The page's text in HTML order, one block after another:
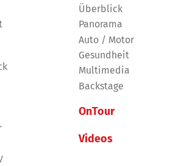
Überblick
Panorama
Auto / Motor
Gesundheit
Multimedia
Backstage
OnTour
Videos